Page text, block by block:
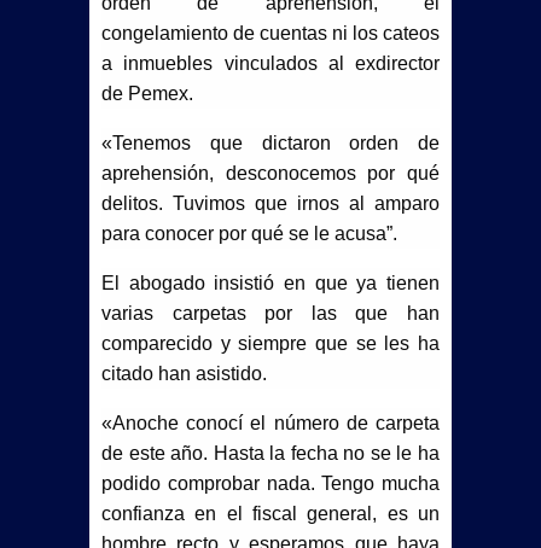
congelamiento de cuentas ni los cateos
a inmuebles vinculados al exdirector
de Pemex.
«Tenemos que dictaron orden de
aprehensión, desconocemos por qué
delitos. Tuvimos que irnos al amparo
para conocer por qué se le acusa”.
El abogado insistió en que ya tienen
varias carpetas por las que han
comparecido y siempre que se les ha
citado han asistido.
«Anoche conocí el número de carpeta
de este año. Hasta la fecha no se le ha
podido comprobar nada. Tengo mucha
confianza en el fiscal general, es un
hombre recto y esperamos que haya